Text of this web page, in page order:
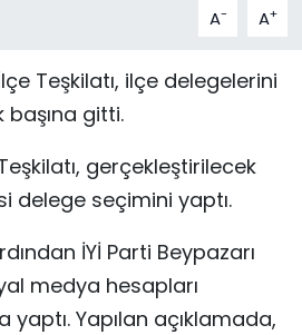
A- A+
Teşkilatı, ilçe delegelerini
başına gitti.
gerçekleştirilecek
delege seçimini yaptı.
İYİ Parti Beypazarı
medya hesapları
yaptı. Yapılan açıklamada,